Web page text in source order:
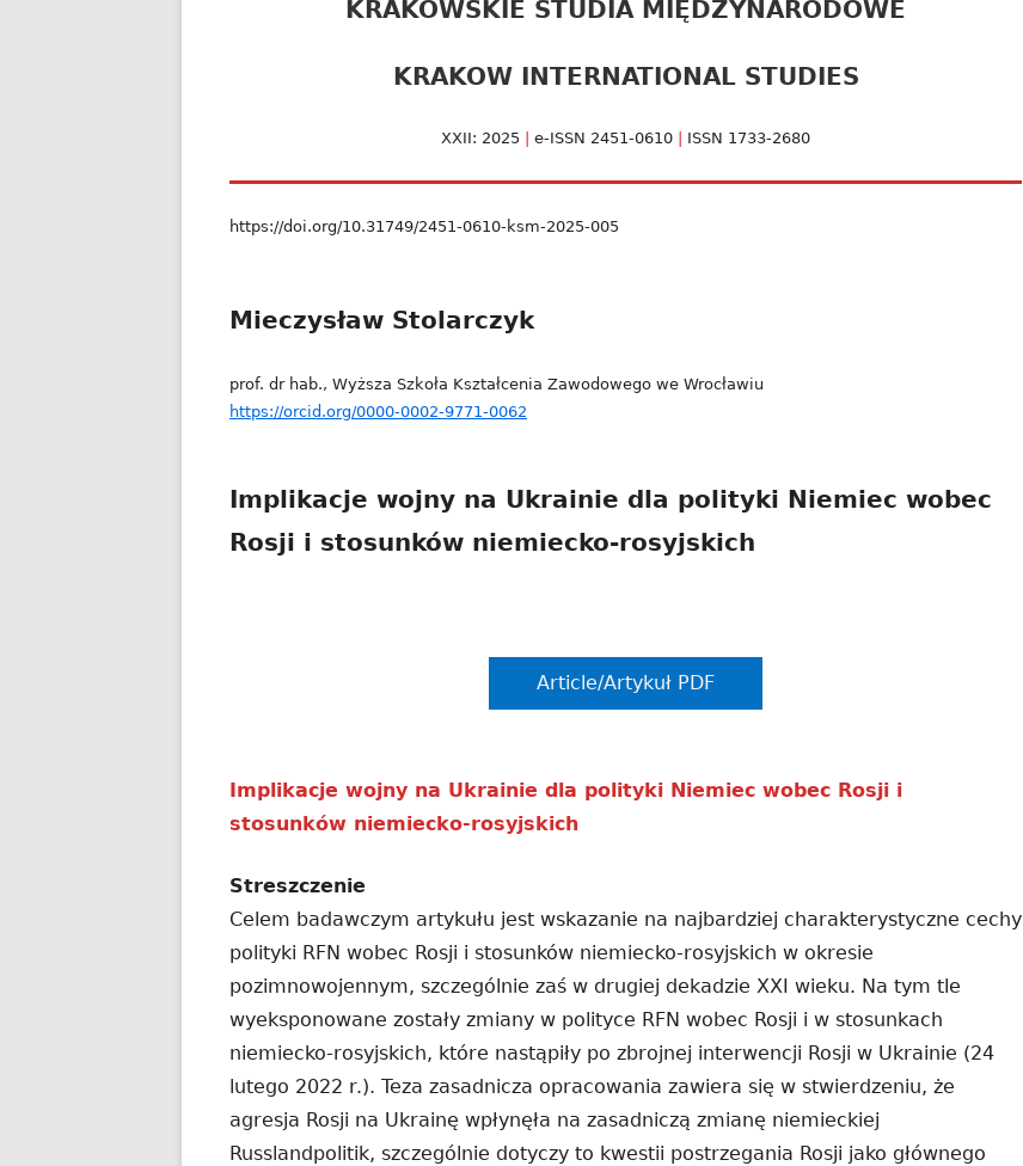
KRAKOWSKIE STUDIA MIĘDZYNARODOWE
KRAKOW INTERNATIONAL STUDIES
XXII: 2025 e-ISSN 2451-0610 ISSN 1733-2680
https://doi.org/10.31749/2451-0610-ksm-2025-005
Mieczysław Stolarczyk
prof. dr hab., Wyższa Szkoła Kształcenia Zawodowego we Wrocławiu
https://orcid.org/0000-0002-9771-0062
Implikacje wojny na Ukrainie dla polityki Niemiec wobec
Rosji i stosunków niemiecko-rosyjskich
Article/Artykuł PDF
Implikacje wojny na Ukrainie dla polityki Niemiec wobec Rosji i
stosunków niemiecko-rosyjskich
Streszczenie
Celem badawczym artykułu jest wskazanie na najbardziej charakterystyczne cechy
polityki RFN wobec Rosji i stosunków niemiecko-rosyjskich w okresie
pozimnowojennym, szczególnie zaś w drugiej dekadzie XXI wieku. Na tym tle
wyeksponowane zostały zmiany w polityce RFN wobec Rosji i w stosunkach
niemiecko-rosyjskich, które nastąpiły po zbrojnej interwencji Rosji w Ukrainie (24
lutego 2022 r.). Teza zasadnicza opracowania zawiera się w stwierdzeniu, że
agresja Rosji na Ukrainę wpłynęła na zasadniczą zmianę niemieckiej
Russlandpolitik, szczególnie dotyczy to kwestii postrzegania Rosji jako głównego